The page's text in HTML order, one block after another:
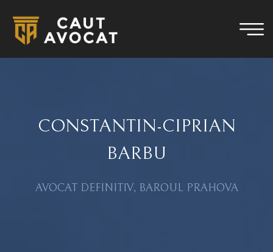
CONSTANTIN-CIPRIAN
BARBU
AVOCAT DEFINITIV, BAROUL PRAHOVA